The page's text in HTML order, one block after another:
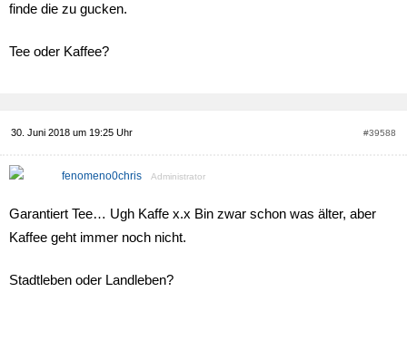
finde die zu gucken.
Tee oder Kaffee?
30. Juni 2018 um 19:25 Uhr #39588
fenomeno0chris Administrator
Garantiert Tee… Ugh Kaffe x.x Bin zwar schon was älter, aber
Kaffee geht immer noch nicht.
Stadtleben oder Landleben?